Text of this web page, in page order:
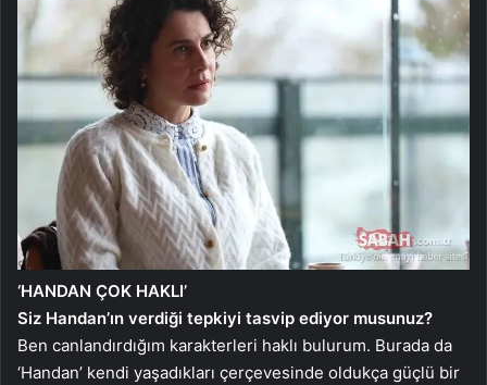
‘HANDAN ÇOK HAKLI’
Siz Handan’ın verdiği tepkiyi tasvip ediyor musunuz?
Ben canlandırdığım karakterleri haklı bulurum. Burada da
‘Handan’ kendi yaşadıkları çerçevesinde oldukça güçlü bir